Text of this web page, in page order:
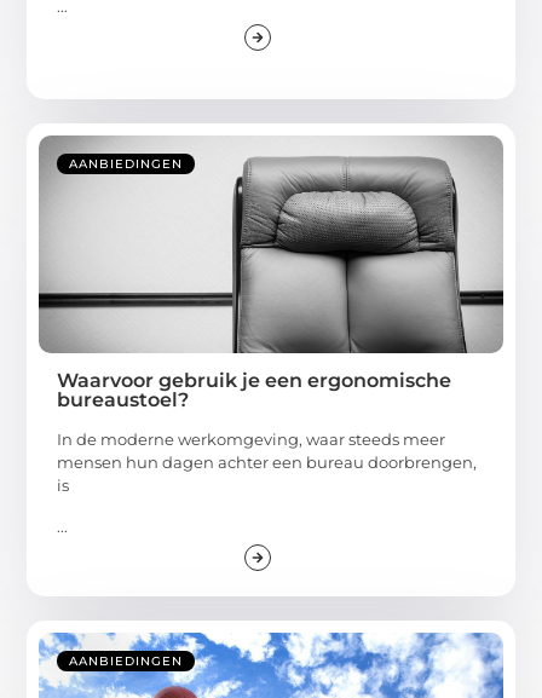
...
AANBIEDINGEN
Waarvoor gebruik je een ergonomische
bureaustoel?
In de moderne werkomgeving, waar steeds meer
mensen hun dagen achter een bureau doorbrengen,
is
...
AANBIEDINGEN